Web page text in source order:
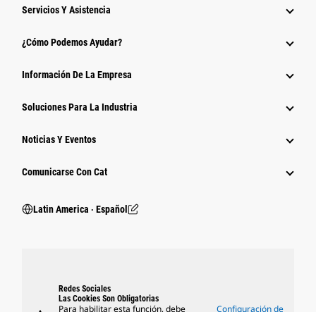
Servicios Y Asistencia
¿Cómo Podemos Ayudar?
Información De La Empresa
Soluciones Para La Industria
Noticias Y Eventos
Comunicarse Con Cat
Latin America ‧ Español
Redes Sociales
Las Cookies Son Obligatorias
Para habilitar esta función, debe
Configuración de